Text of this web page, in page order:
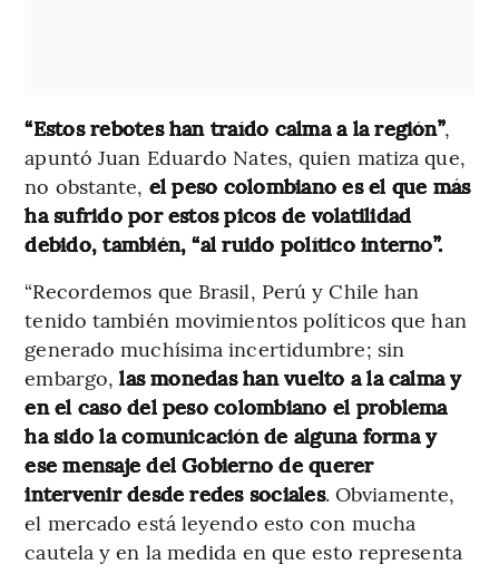
“Estos rebotes han traído calma a la región”,
apuntó Juan Eduardo Nates, quien matiza que,
no obstante, el peso colombiano es el que más
ha sufrido por estos picos de volatilidad
debido, también, “al ruido político interno”.
“Recordemos que Brasil, Perú y Chile han
tenido también movimientos políticos que han
generado muchísima incertidumbre; sin
embargo,las monedas han vuelto a la calma y
en el caso del peso colombiano el problema
ha sido la comunicación de alguna forma y
ese mensaje del Gobierno de querer
intervenir desde redes sociales. Obviamente,
el mercado está leyendo esto con mucha
cautela y en la medida en que esto representa